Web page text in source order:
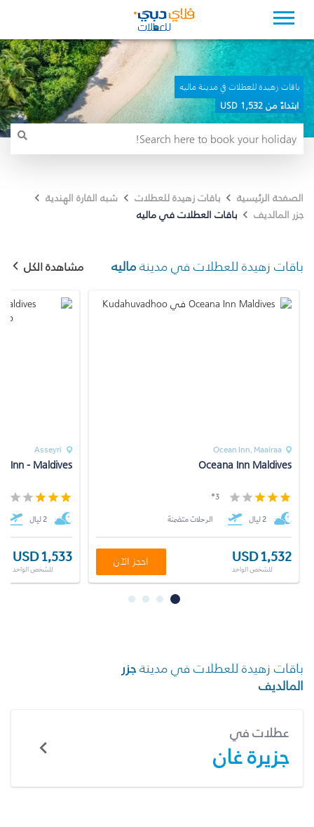
باقات زهيدة للعطلات في مدينة ماليه
ابتداءً من 1,532 USD
الصفحة الرئيسية باقات زهيدة للعطلات
شبه القارة الهندية
جزر المالديف
باقات العطلات في ماليه
باقات زهيدة للعطلات في مدينةماليه مشاهدة الكل
Asseyri
Inn - Maldives
2 ليال
USD 1,533
للشخص الواحد
Ocean Inn, Maairaa
Oceana Inn Maldives
3*
2 ليال الرحلات متضمنة
USD 1,532
للشخص الواحد
احجز الآن
باقات زهيدة للعطلات في مدينةجزر
المالديف
عطلات في
جزيرة غان